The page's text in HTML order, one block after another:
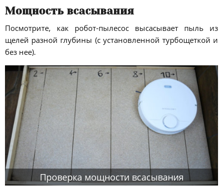
Мощность всасывания
Посмотрите, как робот-пылесос высасывает пыль из
щелей разной глубины (с установленной турбощеткой и
без нее).
Проверка мощности всасывания